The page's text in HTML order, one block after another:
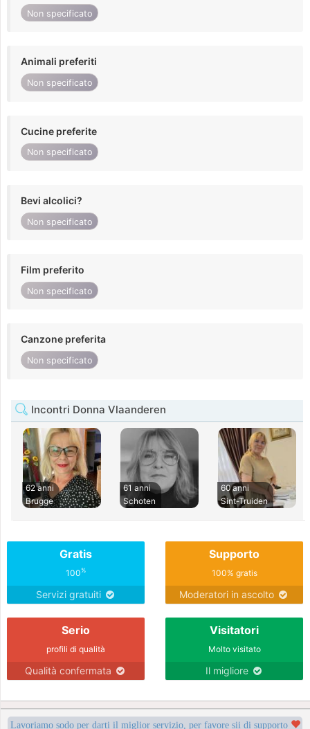
Non specificato
Animali preferiti
Non specificato
Cucine preferite
Non specificato
Bevi alcolici?
Non specificato
Film preferito
Non specificato
Canzone preferita
Non specificato
Incontri Donna Vlaanderen
62 anni
Brugge
61 anni
Schoten
60 anni
Sint-Truiden
Gratis
100%
Servizi gratuiti
Supporto
100% gratis
Moderatori in ascolto
Serio
profili di qualità
Qualità confermata
Visitatori
Molto visitato
Il migliore
Lavoriamo sodo per darti il miglior servizio, per favore sii di supporto